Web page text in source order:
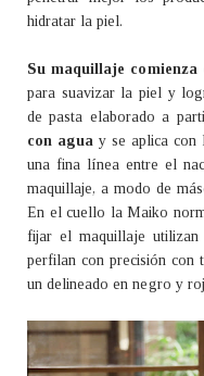
hidratar la piel.
Su maquillaje
para suavizar la piel y
de pasta elaborado a
con agua y se aplica con
una fina línea entre el
maquillaje, a modo de
En el cuello la Maiko
fijar el maquillaje utilizan
perfilan con precisión con
un delineado en negro y